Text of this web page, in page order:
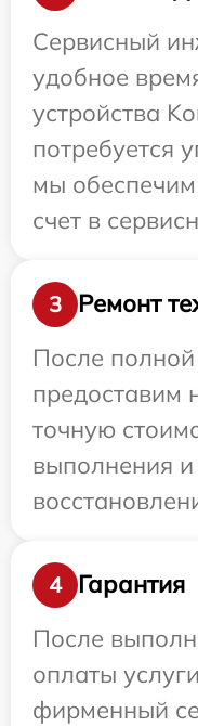
Сервисный
удобное
устройства
потребуется
мы
счет в
3
Ремонт
После
предоставим
точную
выполнения
4
Гарантия
После
оплаты
фирменный